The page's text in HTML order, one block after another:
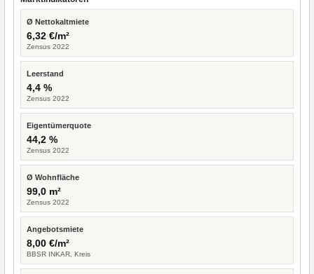
Ø Nettokaltmiete
6,32 €/m²
Zensus 2022
Leerstand
4,4 %
Zensus 2022
Eigentümerquote
44,2 %
Zensus 2022
Ø Wohnfläche
99,0 m²
Zensus 2022
Angebotsmiete
8,00 €/m²
BBSR INKAR, Kreis